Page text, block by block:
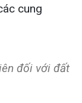
cung
đối với đất